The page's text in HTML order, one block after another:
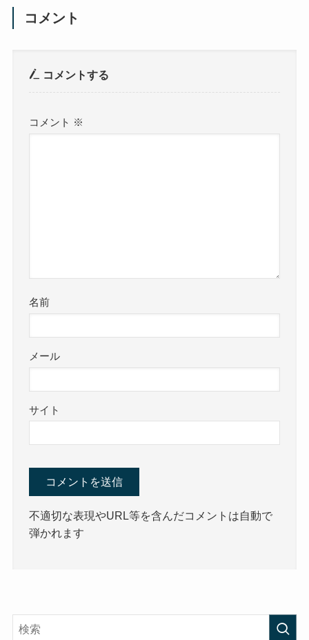
コメント
コメントする
コメント ※
名前
メール
サイト
不適切な表現やURL等を含んだコメントは自動で
弾かれます